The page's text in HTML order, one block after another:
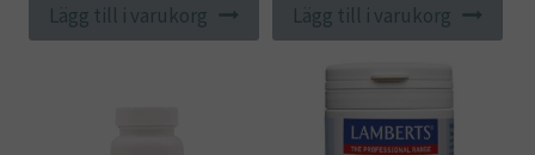
Lägg till i varukorg Lägg till i varukorg